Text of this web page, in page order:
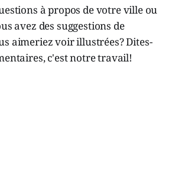
à propos de votre ville ou
avez des suggestions de
aimeriez voir illustrées? Dites-
c'est notre travail!